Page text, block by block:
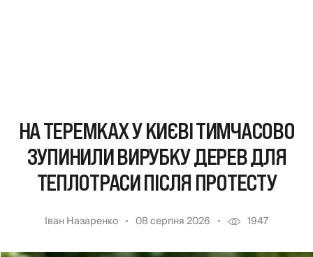
НА ТЕРЕМКАХ У КИЄВІ ТИМЧАСОВО
ЗУПИНИЛИ ВИРУБКУ ДЕРЕВ ДЛЯ
ТЕПЛОТРАСИ ПІСЛЯ ПРОТЕСТУ
Іван Назаренко 08 серпня 2026 1947